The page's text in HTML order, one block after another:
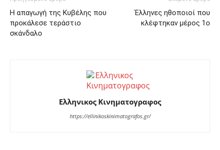
Η απαγωγή της Κυβέλης που
προκάλεσε τεράστιο
σκάνδαλο
Έλληνες ηθοποιοί που
κλέφτηκαν μέρος 1ο
Ελληνικος Κινηματογραφος
https://ellinikoskinimatografos.gr/